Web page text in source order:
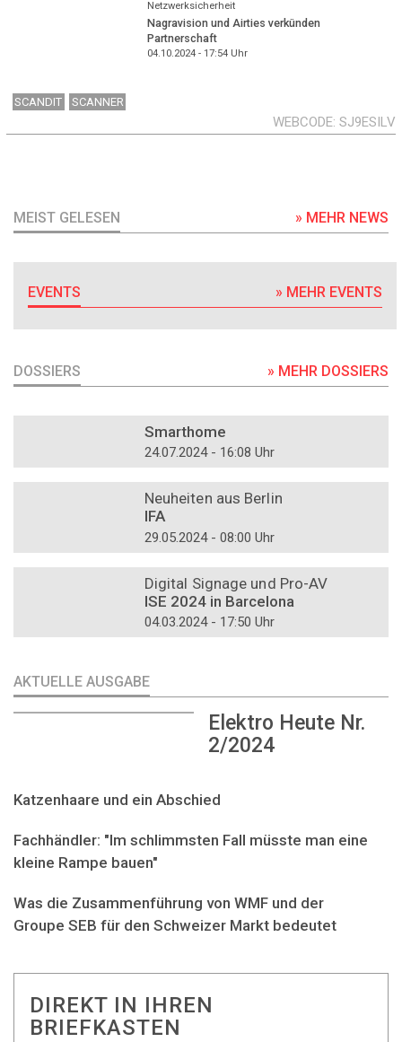
Netzwerksicherheit
Nagravision und Airties verkünden
Partnerschaft
04.10.2024 - 17:54Uhr
SCANDIT SCANNER
WEBCODE SJ9ESILV
MEIST GELESEN » MEHR NEWS
EVENTS » MEHR EVENTS
DOSSIERS » MEHR DOSSIERS
Smarthome
24.07.2024 - 16:08 Uhr
Neuheiten aus Berlin
IFA
29.05.2024 - 08:00 Uhr
Digital Signage und Pro-AV
ISE 2024 in Barcelona
04.03.2024 - 17:50 Uhr
AKTUELLE AUSGABE
Elektro Heute Nr.
2/2024
Katzenhaare und ein Abschied
Fachhändler: "Im schlimmsten Fall müsste man eine
kleine Rampe bauen"
Was die Zusammenführung von WMF und der
Groupe SEB für den Schweizer Markt bedeutet
DIREKT IN IHREN
BRIEFKASTEN